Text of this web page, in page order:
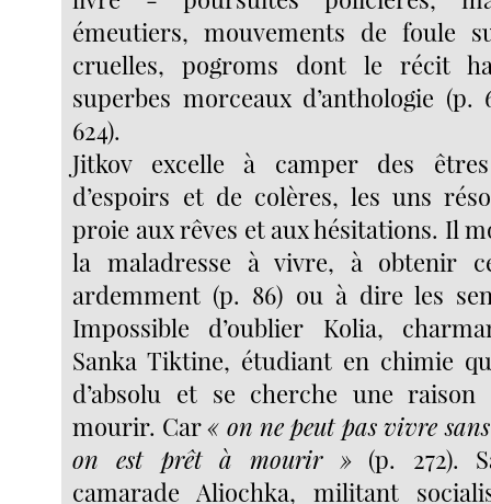
émeutiers, mouvements de foule
cruelles, pogroms dont le récit
superbes morceaux d’anthologie (p.
624).
Jitkov excelle à camper des
d’espoirs et de colères, les uns
proie aux rêves et aux hésitations. Il
la maladresse à vivre, à obtenir
ardemment (p. 86) ou à dire les
Impossible d’oublier Kolia,
Sanka Tiktine, étudiant en chimie
d’absolu et se cherche une
mourir. Car« on ne peut pas vivre
on est prêt à mourir » (p. 272).
camarade Aliochka, militant